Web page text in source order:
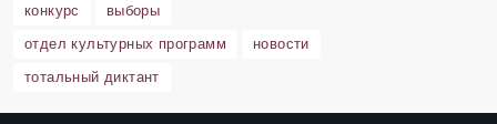
конкурс
выборы
отдел культурных программ
новости
тотальный диктант